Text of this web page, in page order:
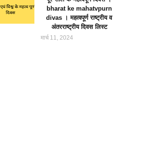
bharat ke mahatvpurn
divas । महत्वपूर्ण राष्ट्रीय व
अंतरराष्ट्रीय दिवस लिस्ट
मार्च 11, 2024